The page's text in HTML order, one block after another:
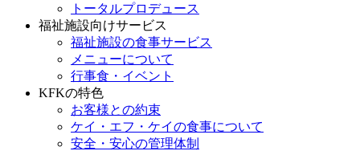
トータルプロデュース
福祉施設向けサービス
福祉施設の食事サービス
メニューについて
行事食・イベント
KFKの特色
お客様との約束
ケイ・エフ・ケイの食事について
安全・安心の管理体制